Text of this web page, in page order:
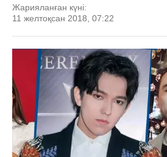
Жарияланған күні:
11 желтоқсан 2018, 07:22